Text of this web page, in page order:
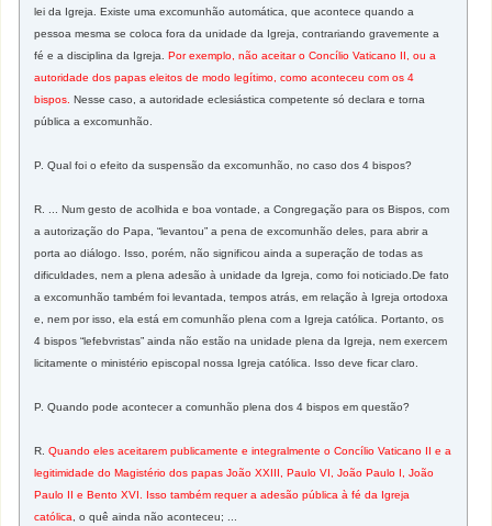
lei da Igreja. Existe uma excomunhão automática, que acontece quando a
pessoa mesma se coloca fora da unidade da Igreja, contrariando gravemente a
fé e a disciplina da Igreja.Por exemplo, não aceitar o Concílio Vaticano II, ou a
autoridade dos papas eleitos de modo legítimo, como aconteceu com os 4
bispos. Nesse caso, a autoridade eclesiástica competente só declara e torna
pública a excomunhão.
P. Qual foi o efeito da suspensão da excomunhão, no caso dos 4 bispos?
R. ... Num gesto de acolhida e boa vontade, a Congregação para os Bispos, com
a autorização do Papa, “levantou” a pena de excomunhão deles, para abrir a
porta ao diálogo. Isso, porém, não significou ainda a superação de todas as
dificuldades, nem a plena adesão à unidade da Igreja, como foi noticiado.De fato
a excomunhão também foi levantada, tempos atrás, em relação à Igreja ortodoxa
e, nem por isso, ela está em comunhão plena com a Igreja católica. Portanto, os
4 bispos “lefebvristas” ainda não estão na unidade plena da Igreja, nem exercem
licitamente o ministério episcopal nossa Igreja católica. Isso deve ficar claro.
P. Quando pode acontecer a comunhão plena dos 4 bispos em questão?
R.Quando eles aceitarem publicamente e integralmente o Concílio Vaticano II e a
legitimidade do Magistério dos papas João XXIII, Paulo VI, João Paulo I, João
Paulo II e Bento XVI. Isso também requer a adesão pública à fé da Igreja
católica
, o quê ainda não aconteceu; ...